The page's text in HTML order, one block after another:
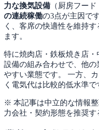
力な換気設備 （厨房フー
の連続稼働の3点が主因で
く、客席の快適性を維持
ます。
特に焼肉店・鉄板焼き店
設備の組み合わせで、他
やすい業態です。 一方、
く電気代は比較的低水準で
※ 本記事は中立的な情報
力会社・契約形態を推奨す